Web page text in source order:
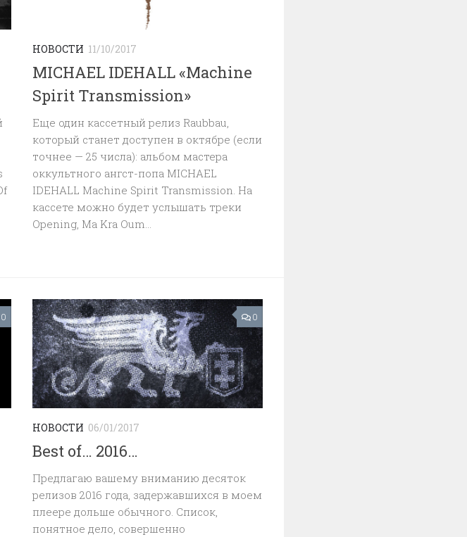
НОВОСТИ 11/10/2017
MICHAEL IDEHALL «Machine
Spirit Transmission»
Еще один кассетный релиз Raubbau,
который станет доступен в октябре (если
точнее — 25 числа): альбом мастера
оккультного ангст-попа MICHAEL
IDEHALL Machine Spirit Transmission. На
кассете можно будет услышать треки
Opening, Ma Kra Oum...
0 0
НОВОСТИ 06/01/2017
Best of… 2016…
Предлагаю вашему вниманию десяток
релизов 2016 года, задержавшихся в моем
плеере дольше обычного. Список,
понятное дело, совершенно